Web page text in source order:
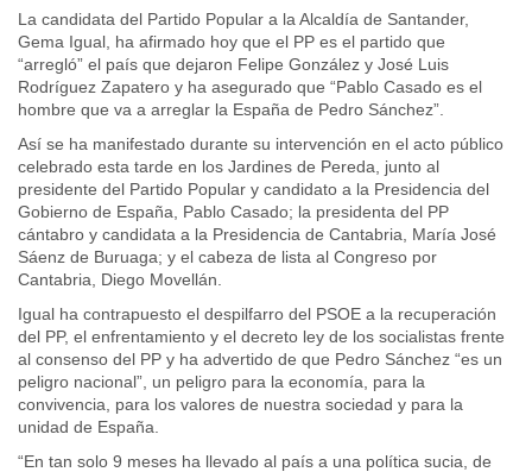
La candidata del Partido Popular a la Alcaldía de Santander,
Gema Igual, ha afirmado hoy que el PP es el partido que
“arregló” el país que dejaron Felipe González y José Luis
Rodríguez Zapatero y ha asegurado que “Pablo Casado es el
hombre que va a arreglar la España de Pedro Sánchez”.
Así se ha manifestado durante su intervención en el acto público
celebrado esta tarde en los Jardines de Pereda, junto al
presidente del Partido Popular y candidato a la Presidencia del
Gobierno de España, Pablo Casado; la presidenta del PP
cántabro y candidata a la Presidencia de Cantabria, María José
Sáenz de Buruaga; y el cabeza de lista al Congreso por
Cantabria, Diego Movellán.
Igual ha contrapuesto el despilfarro del PSOE a la recuperación
del PP, el enfrentamiento y el decreto ley de los socialistas frente
al consenso del PP y ha advertido de que Pedro Sánchez “es un
peligro nacional”, un peligro para la economía, para la
convivencia, para los valores de nuestra sociedad y para la
unidad de España.
“En tan solo 9 meses ha llevado al país a una política sucia, de